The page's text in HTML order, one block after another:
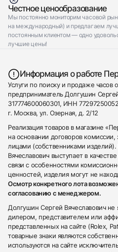
Честное ценообразование
Мы постоянно мониторим часовой
на международный) и предлагаем
постоянным клиентом — одно
лучшие цены!
Информация о работе
Услуги по поиску и продаже часов
предприниматель Долгушин
317774600060301, ИНН
г. Москва, ул. Озерная, д. 2/12
Реализация товаров в магазине
на основании договоров
лицами (собственниками
Вячеславович выступает в
связи с особенностями
ценностей, изделия могут не
Осмотр конкретного лота
согласованию с менеджером.
Долгушин Сергей Вячеславович
дилером, представителем или
представленных на сайте (Rolex,
товарные знаки являются
используются на сайте